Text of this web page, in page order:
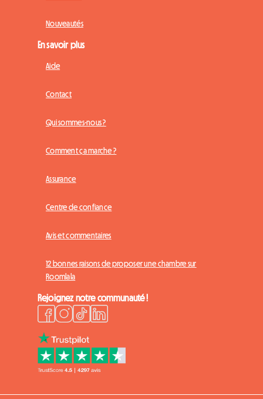
Nouveautés
En savoir plus
Aide
Contact
Qui sommes-nous ?
Comment ça marche ?
Assurance
Centre de confiance
Avis et commentaires
12 bonnes raisons de proposer une chambre sur
Roomlala
Rejoignez notre communauté !